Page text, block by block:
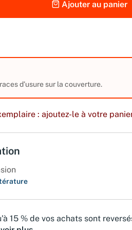
Ajouter au panier
d’usure sur la couverture.
: ajoutez-le à votre
15 % de vos achats sont